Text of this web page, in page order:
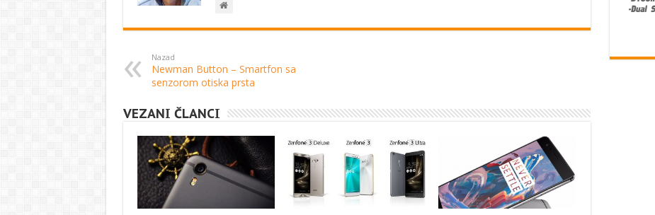
Nazad
Newman Button – Smartfon sa
senzorom otiska prsta
VEZANI ČLANCI